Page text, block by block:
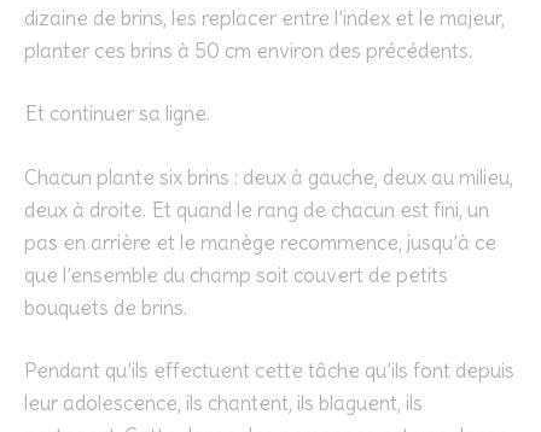
dizaine de brins, les replacer entre l’index et le majeur,
planter ces brins à 50 cm environ des précédents.
Et continuer sa ligne.
Chacun plante six brins : deux à gauche, deux au milieu,
deux à droite. Et quand le rang de chacun est fini, un
pas en arrière et le manège recommence, jusqu’à ce
que l’ensemble du champ soit couvert de petits
bouquets de brins.
Pendant qu’ils effectuent cette tâche qu’ils font depuis
leur adolescence, ils chantent, ils blaguent, ils